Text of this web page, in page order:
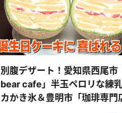
別腹デザート！愛知県西尾市
bear cafe」半玉ペロリな練
カかき氷＆豊明市「珈琲専門